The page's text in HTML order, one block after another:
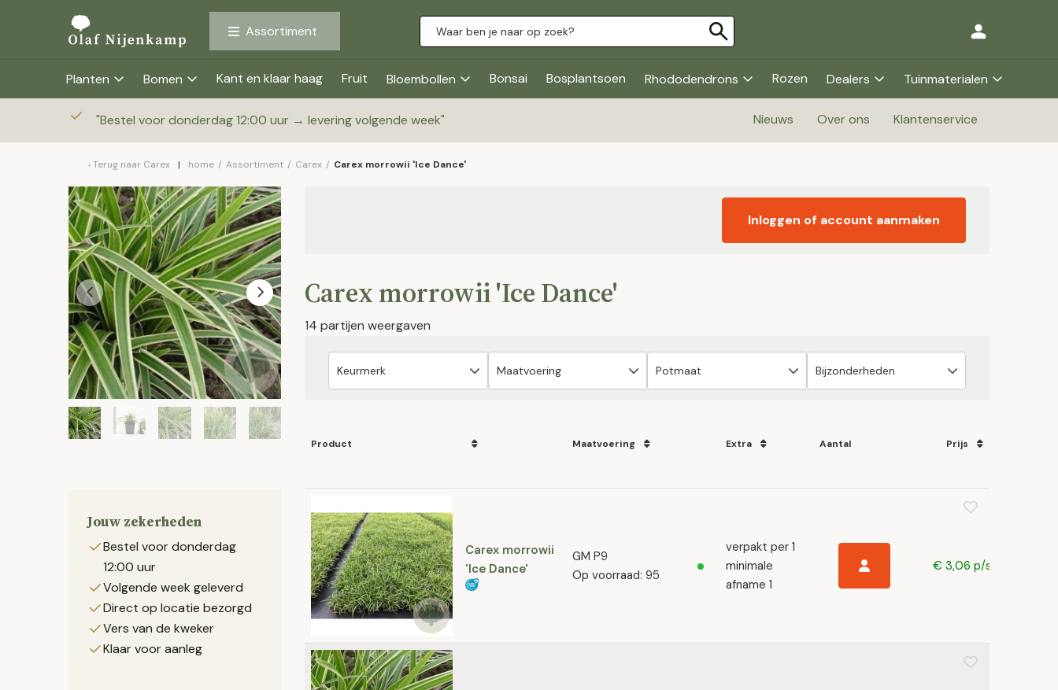
Assortiment
Planten Bomen Kant en klaar haag Fruit Bloembollen Bonsai Bosplantsoen Rhododendrons Rozen Dealers Tuinmaterialen
"Bestel voor donderdag 12:00 uur → levering volgende week" Nieuws Over ons Klantenservice
Terug naar Carex home / Assortiment / Carex / Carex morrowii 'Ice Dance'
Jouw zekerheden
Bestel voor donderdag
12:00 uur
Volgende week geleverd
Direct op locatie bezorgd
Vers van de kweker
Klaar voor aanleg
Inloggen of account aanmaken
Carex morrowii 'Ice Dance'
14 partijen weergaven
Product Maatvoering Extra Aantal Prijs
Carex morrowii
'Ice Dance'
GM P9
Op voorraad: 95
verpakt per 1
minimale
afname 1
€ 3,06 p/s